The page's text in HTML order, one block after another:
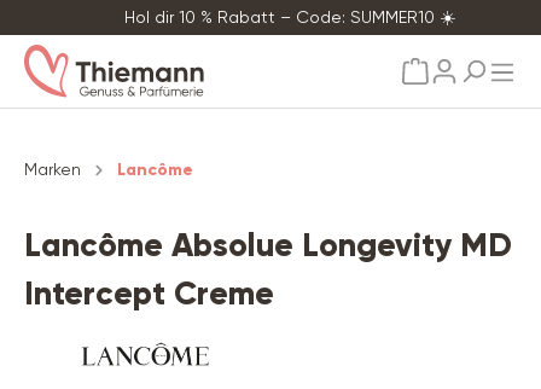
Hol dir 10 % Rabatt – Code: SUMMER10 ☀️
Marken Lancôme
Lancôme Absolue Longevity MD
Intercept Creme